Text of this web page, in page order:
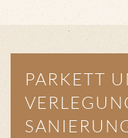
PARKETT